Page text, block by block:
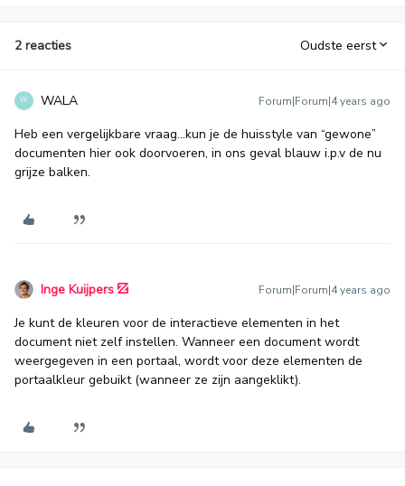
2 reacties Oudste eerst
W WALA Forum|Forum|4 years ago
Heb een vergelijkbare vraag...kun je de huisstyle van “gewone”
documenten hier ook doorvoeren, in ons geval blauw i.p.v de nu
grijze balken.
Inge Kuijpers Forum|Forum|4 years ago
Je kunt de kleuren voor de interactieve elementen in het
document niet zelf instellen. Wanneer een document wordt
weergegeven in een portaal, wordt voor deze elementen de
portaalkleur gebuikt (wanneer ze zijn aangeklikt).